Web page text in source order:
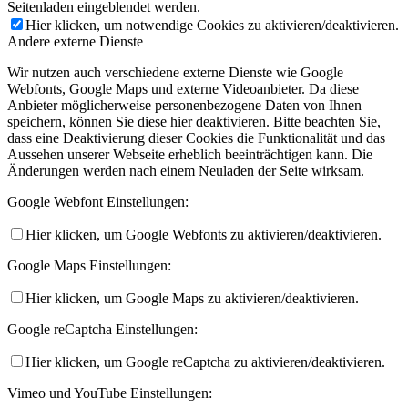
Seitenladen eingeblendet werden.
Hier klicken, um notwendige Cookies zu aktivieren/deaktivieren.
Andere externe Dienste
Wir nutzen auch verschiedene externe Dienste wie Google
Webfonts, Google Maps und externe Videoanbieter. Da diese
Anbieter möglicherweise personenbezogene Daten von Ihnen
speichern, können Sie diese hier deaktivieren. Bitte beachten Sie,
dass eine Deaktivierung dieser Cookies die Funktionalität und das
Aussehen unserer Webseite erheblich beeinträchtigen kann. Die
Änderungen werden nach einem Neuladen der Seite wirksam.
Google Webfont Einstellungen:
Hier klicken, um Google Webfonts zu aktivieren/deaktivieren.
Google Maps Einstellungen:
Hier klicken, um Google Maps zu aktivieren/deaktivieren.
Google reCaptcha Einstellungen:
Hier klicken, um Google reCaptcha zu aktivieren/deaktivieren.
Vimeo und YouTube Einstellungen: